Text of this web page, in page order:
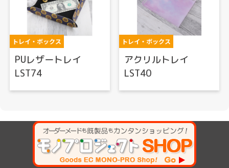
トレイ・ボックス
PUレザートレイ
LST74
トレイ・ボックス
アクリルトレイ
LST40